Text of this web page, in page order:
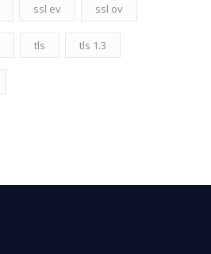
ssl ev ssl ov
tls tls 1.3